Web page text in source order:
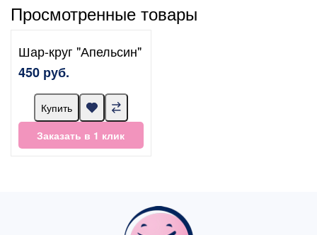
Просмотренные товары
Шар-круг "Апельсин"
450 руб.
Купить
Заказать в 1 клик